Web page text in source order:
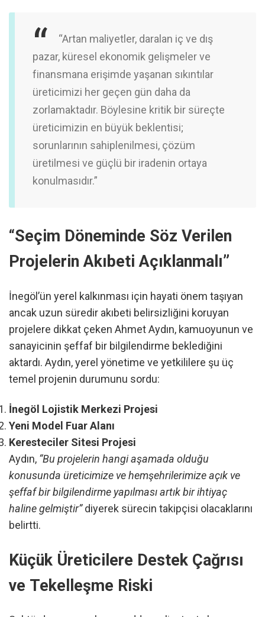
“Artan maliyetler, daralan iç ve dış
pazar, küresel ekonomik gelişmeler ve
finansmana erişimde yaşanan sıkıntılar
üreticimizi her geçen gün daha da
zorlamaktadır. Böylesine kritik bir süreçte
üreticimizin en büyük beklentisi;
sorunlarının sahiplenilmesi, çözüm
üretilmesi ve güçlü bir iradenin ortaya
konulmasıdır.”
“Seçim Döneminde Söz Verilen
Projelerin Akıbeti Açıklanmalı”
İnegöl’ün yerel kalkınması için hayati önem taşıyan
ancak uzun süredir akıbeti belirsizliğini koruyan
projelere dikkat çeken Ahmet Aydın, kamuoyunun ve
sanayicinin şeffaf bir bilgilendirme beklediğini
aktardı. Aydın, yerel yönetime ve yetkililere şu üç
temel projenin durumunu sordu:
İnegöl Lojistik Merkezi Projesi
Yeni Model Fuar Alanı
Keresteciler Sitesi Projesi
Aydın, “Bu projelerin hangi aşamada olduğu
konusunda üreticimize ve hemşehrilerimize açık ve
şeffaf bir bilgilendirme yapılması artık bir ihtiyaç
haline gelmiştir”diyerek sürecin takipçisi olacaklarını
belirtti.
Küçük Üreticilere Destek Çağrısı
ve Tekelleşme Riski